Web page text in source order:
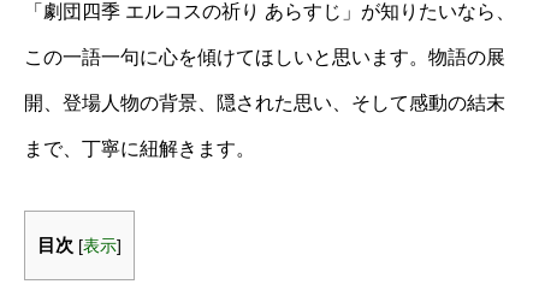
「劇団四季 エルコスの祈り あらすじ」が知りたいなら、
この一語一句に心を傾けてほしいと思います。物語の展
開、登場人物の背景、隠された思い、そして感動の結末
まで、丁寧に紐解きます。
目次 [表示]